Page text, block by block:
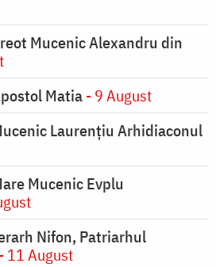
Mucenic Alexandru din
Matia- 9 August
Laurențiu Arhidiaconul
Mucenic Evplu
Nifon, Patriarhul
- 11 August